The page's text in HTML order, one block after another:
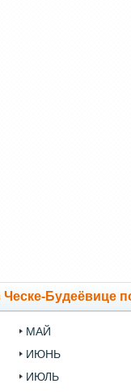
Ческе-Будеёвице
МАЙ
ИЮНЬ
ИЮЛЬ